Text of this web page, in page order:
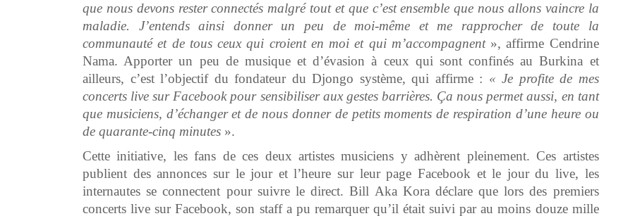
que nous devons rester connectés malgré tout et que c’est ensemble que nous allons vaincre la
maladie. J’entends ainsi donner un peu de moi-même et me rapprocher de toute la
communauté et de tous ceux qui croient en moi et qui m’accompagnent », affirme Cendrine
Nama. Apporter un peu de musique et d’évasion à ceux qui sont confinés au Burkina et
ailleurs, c’est l’objectif du fondateur du Djongo système, qui affirme : « Je profite de mes
concerts live sur Facebook pour sensibiliser aux gestes barrières. Ça nous permet aussi, en tant
que musiciens, d’échanger et de nous donner de petits moments de respiration d’une heure ou
de quarante-cinq minutes ».
Cette initiative, les fans de ces deux artistes musiciens y adhèrent pleinement. Ces artistes
publient des annonces sur le jour et l’heure sur leur page Facebook et le jour du live, les
internautes se connectent pour suivre le direct. Bill Aka Kora déclare que lors des premiers
concerts live sur Facebook, son staff a pu remarquer qu’il était suivi par au moins douze mille